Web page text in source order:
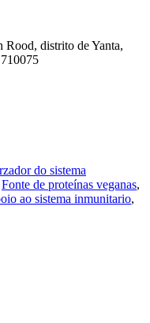
distrito de Yanta,
do sistema
Fonte de proteínas veganas,
ao sistema inmunitario,